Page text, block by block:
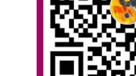
Chap 367
Chap 363
Chap 359